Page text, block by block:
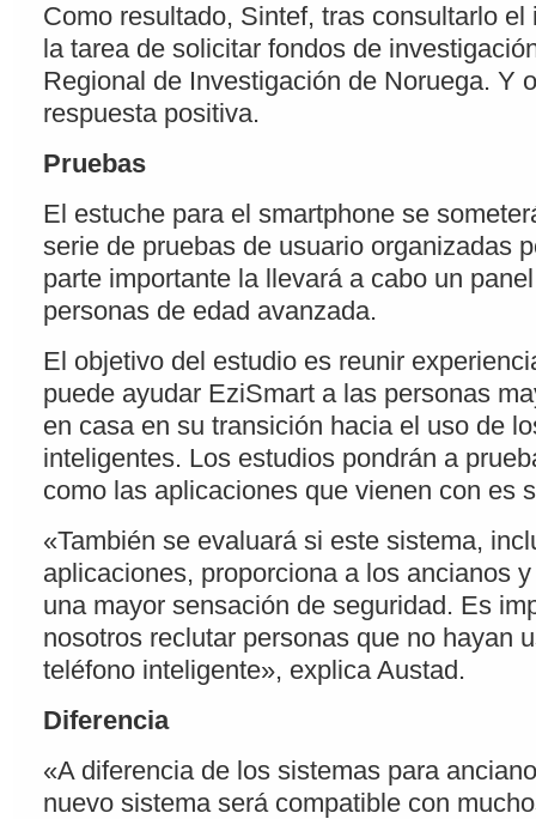
Como resultado, Sintef, tras consultarlo el
la tarea de solicitar fondos de
Regional de Investigación de Noruega. Y
respuesta positiva.
Pruebas
El estuche para el smartphone se
serie de pruebas de usuario organizadas
parte importante la llevará a cabo un
personas de edad avanzada.
El objetivo del estudio es reunir
puede ayudar EziSmart a las personas
en casa en su transición hacia el uso de
inteligentes. Los estudios pondrán a
como las aplicaciones que vienen con es
«También se evaluará si este sistema,
aplicaciones, proporciona a los ancianos
una mayor sensación de seguridad. Es
nosotros reclutar personas que no hayan
teléfono inteligente», explica Austad.
Diferencia
«A diferencia de los sistemas para
nuevo sistema será compatible con